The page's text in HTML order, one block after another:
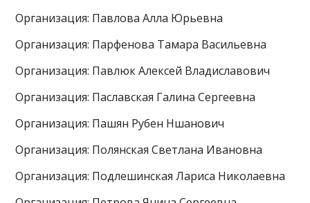
Организация: Павлова Алла Юрьевна
Организация: Парфенова Тамара Васильевна
Организация: Павлюк Алексей Владиславович
Организация: Паславская Галина Сергеевна
Организация: Пашян Рубен Ншанович
Организация: Полянская Светлана Ивановна
Организация: Подлешинская Лариса Николаевна